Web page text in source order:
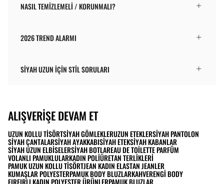
NASIL TEMIZLEMELI / KORUNMALI?
2026 TREND ALARMI
SIYAH UZUN IÇIN STIL SORULARI
ALIŞVERIŞE DEVAM ET
UZUN KOLLU TISÖRTSIYAH GÖMLEKLERUZUN ETEKLERSIYAH PANTOLON
SIYAH ÇANTALARSIYAH AYAKKABISIYAH ETEKSIYAH KABANLAR
SIYAH UZUN ELBISELERSIYAH BOTLAREAU DE TOILETTE PARFÜM
VOLANLI PAMUKLULARKADIN POLIÜRETAN TERLIKLERI
PAMUK UZUN KOLLU TISÖRTJEAN KADIN ELASTAN JEANLER
KUMAŞLAR POLYESTERPAMUK BODY BLUZLARKAHVERENGI BODY
FIRFIRLI KADIN POLYESTER ÜRÜNLERPAMUK BLUZLAR